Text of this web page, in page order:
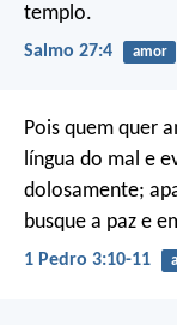
templo.
Salmo 27:4 amor
Pois quem quer
língua do mal e
dolosamente;
busque a paz e
1 Pedro 3:10-11